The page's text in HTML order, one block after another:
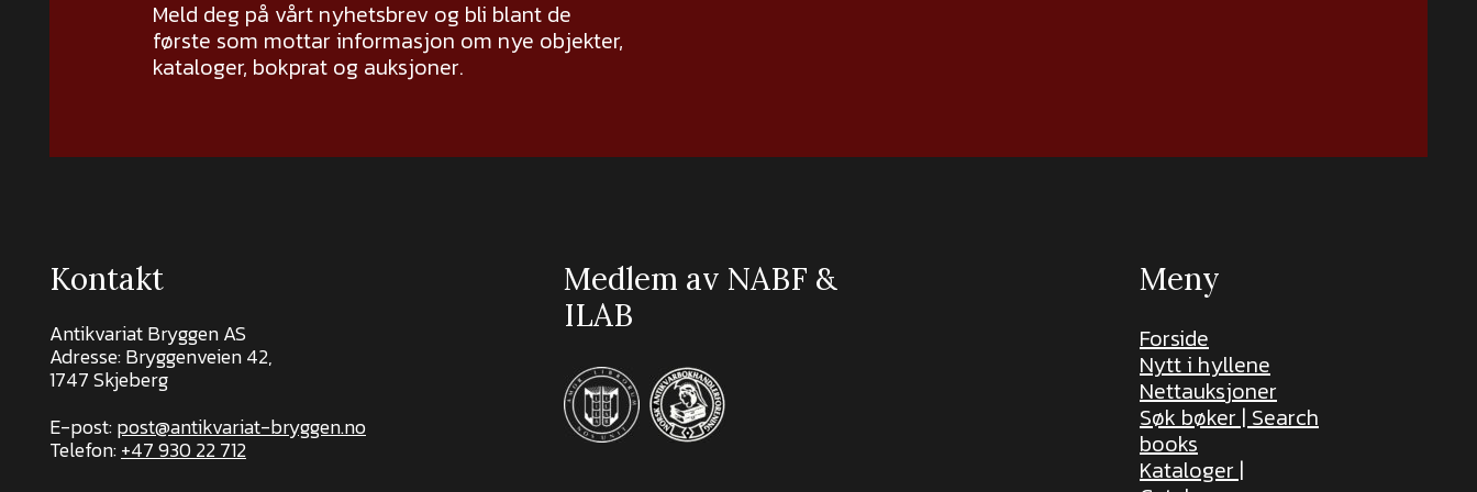
Meld deg på vårt nyhetsbrev og bli blant de
første som mottar informasjon om nye objekter,
kataloger, bokprat og auksjoner.
Kontakt
Antikvariat Bryggen AS
Adresse: Bryggenveien 42,
1747 Skjeberg
E-post:post@antikvariat-bryggen.no
Telefon:+47 930 22 712
Medlem av NABF &
ILAB
Meny
Forside
Nytt i hyllene
Nettauksjoner
Søk bøker | Search
books
Kataloger |